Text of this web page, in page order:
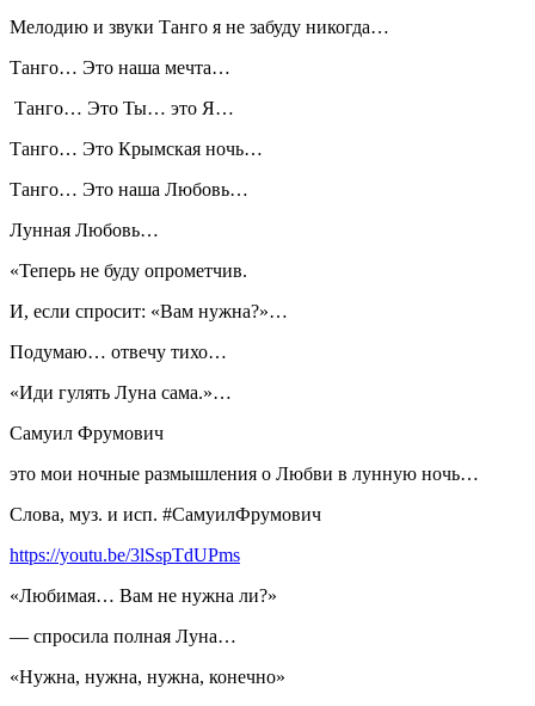
Мелодию и звуки Танго я не забуду никогда…
Танго… Это наша мечта…
Танго… Это Ты… это Я…
Танго… Это Крымская ночь…
Танго… Это наша Любовь…
Лунная Любовь…
«Теперь не буду опрометчив.
И, если спросит: «Вам нужна?»…
Подумаю… отвечу тихо…
«Иди гулять Луна сама.»…
Самуил Фрумович
это мои ночные размышления о Любви в лунную ночь…
Слова, муз. и исп. #СамуилФрумович
https://youtu.be/3lSspTdUPms
«Любимая… Вам не нужна ли?»
— спросила полная Луна…
«Нужна, нужна, нужна, конечно»